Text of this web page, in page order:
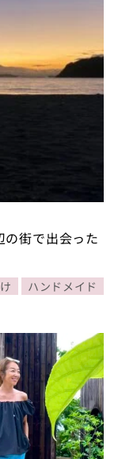
の街で出会った
ハンドメイド